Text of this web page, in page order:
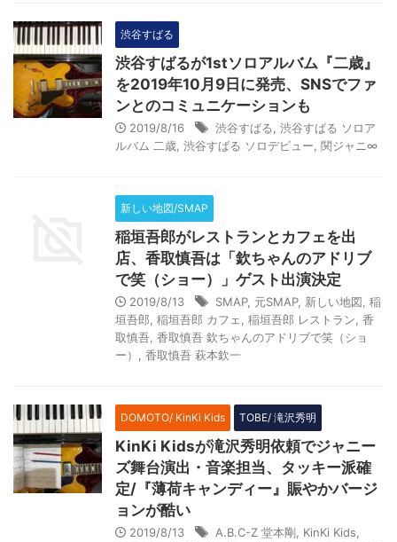
渋谷すばる
渋谷すばるが1stソロアルバム『二歳』
を2019年10月9日に発売、SNSでファ
ンとのコミュニケーションも
2019/8/16 渋谷すばる 渋谷すばる ソロア
ルバム 二歳 渋谷すばる ソロデビュー 関ジャニ∞
新しい地図/SMAP
稲垣吾郎がレストランとカフェを出
店、香取慎吾は「欽ちゃんのアドリブ
で笑（ショー）」ゲスト出演決定
2019/8/13 SMAP, 元SMAP, 新しい地図 稲
垣吾郎 稲垣吾郎 カフェ 稲垣吾郎 レストラン 香
取慎吾 香取慎吾 欽ちゃんのアドリブで笑（ショ
ー）
香取慎吾 萩本欽一
DOMOTO/ KinKi Kids TOBE/ 滝沢秀明
KinKi Kidsが滝沢秀明依頼でジャニー
ズ舞台演出・音楽担当、タッキー派確
定/『薄荷キャンディー』賑やかバージ
ョンが酷い
2019/8/13 A.B.C-Z 堂本剛 KinKi Kids